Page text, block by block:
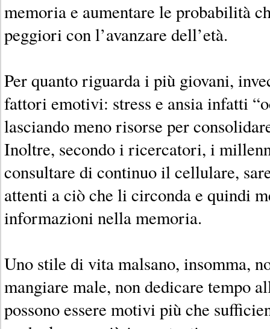
memoria e aumentare le probabilità
peggiori con l’avanzare dell’età.
Per quanto riguarda i più giovani,
fattori emotivi: stress e ansia infatti
lasciando meno risorse per
Inoltre, secondo i ricercatori, i
consultare di continuo il cellulare,
attenti a ciò che li circonda e quindi
informazioni nella memoria.
Uno stile di vita malsano, insomma,
mangiare male, non dedicare tempo
possono essere motivi più che